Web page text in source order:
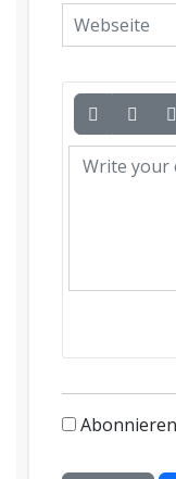
Abonnieren